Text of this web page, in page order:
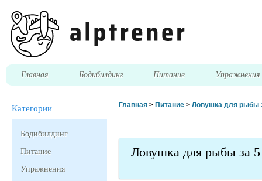
Главная Бодибилдинг Питание Упражнения
Категории
Бодибилдинг
Питание
Упражнения
Главная> Питание> Ловушка для рыбы
Ловушка для рыбы за